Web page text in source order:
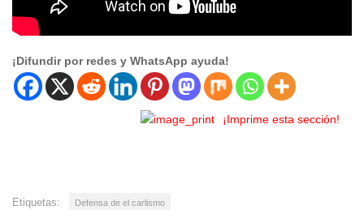
¡Difundir por redes y WhatsApp ayuda!
¡Imprime esta sección!
Etiquetas: Defensa de el carlismo